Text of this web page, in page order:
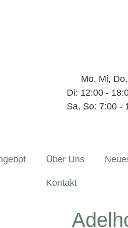
Mo, Mi,
Di: 12:00 -
Sa, So: 7:00 -
Über Uns
Kontakt